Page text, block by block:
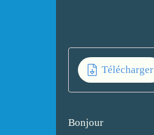
Télécharger
Bonjour